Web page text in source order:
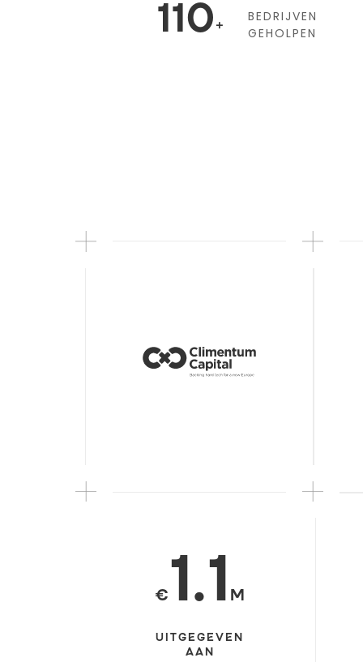
110+
BEDRIJVEN
GEHOLPEN
€1.1 M
UITGEGEVEN
AAN